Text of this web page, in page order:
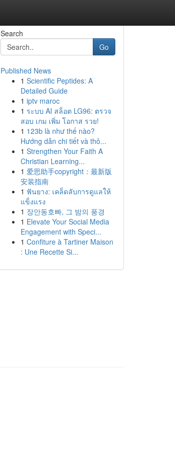
Search
Go
Published News
1 Scientific Peptides: A
Detailed Guide
1 iptv maroc
1 ระบบ AI สล็อต LG96: ตรวจ
สอบ เกม เพิ่ม โอกาส รวย!
1 123b là như thế nào?
Hướng dẫn chi tiết và thô...
1 Strengthen Your Faith A
Christian Learning...
1 爱思助手copyright：最新版
安装指南
1 ฟันยาง: เคล็ดลับการดูแลให้
แข็งแรง
1 장안동호빠, 그 밤의 풍경
1 Elevate Your Social Media
Engagement with Speci...
1 Confiture à Tartiner Maison
: Une Recette Si...